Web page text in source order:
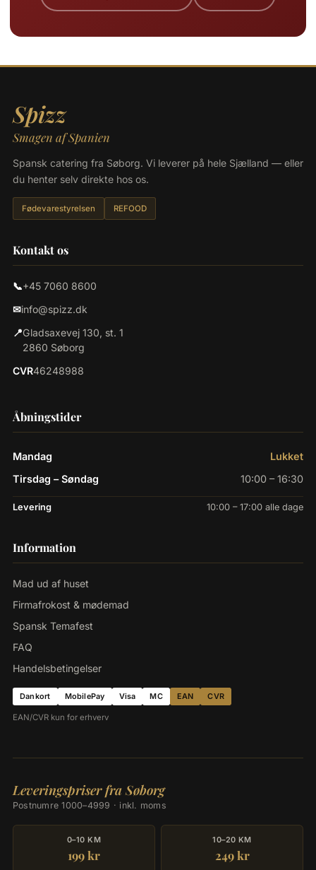
Spizz
Smagen af Spanien
Spansk catering fra Søborg. Vi leverer på hele Sjælland — eller
du henter selv direkte hos os.
Fødevarestyrelsen REFOOD
Kontakt os
📞+45 7060 8600
✉info@spizz.dk
📍Gladsaxevej 130, st. 1
2860 Søborg
CVR46248988
Åbningstider
Mandag
Lukket
Tirsdag – Søndag
10:00 – 16:30
Levering 10:00 – 17:00 alle dage
Information
Mad ud af huset
Firmafrokost & mødemad
Spansk Temafest
FAQ
Handelsbetingelser
Dankort MobilePay Visa MC EAN CVR
EAN/CVR kun for erhverv
Leveringspriser fra Søborg
Postnumre 1000–4999 · inkl. moms
0–10 KM
199 kr
10–20 KM
249 kr